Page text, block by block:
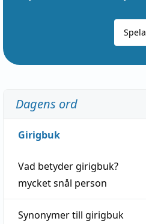
Spela
Dagens ord
Girigbuk
Vad betydergirigbuk?
mycketsnål person
Synonymer till girigbuk